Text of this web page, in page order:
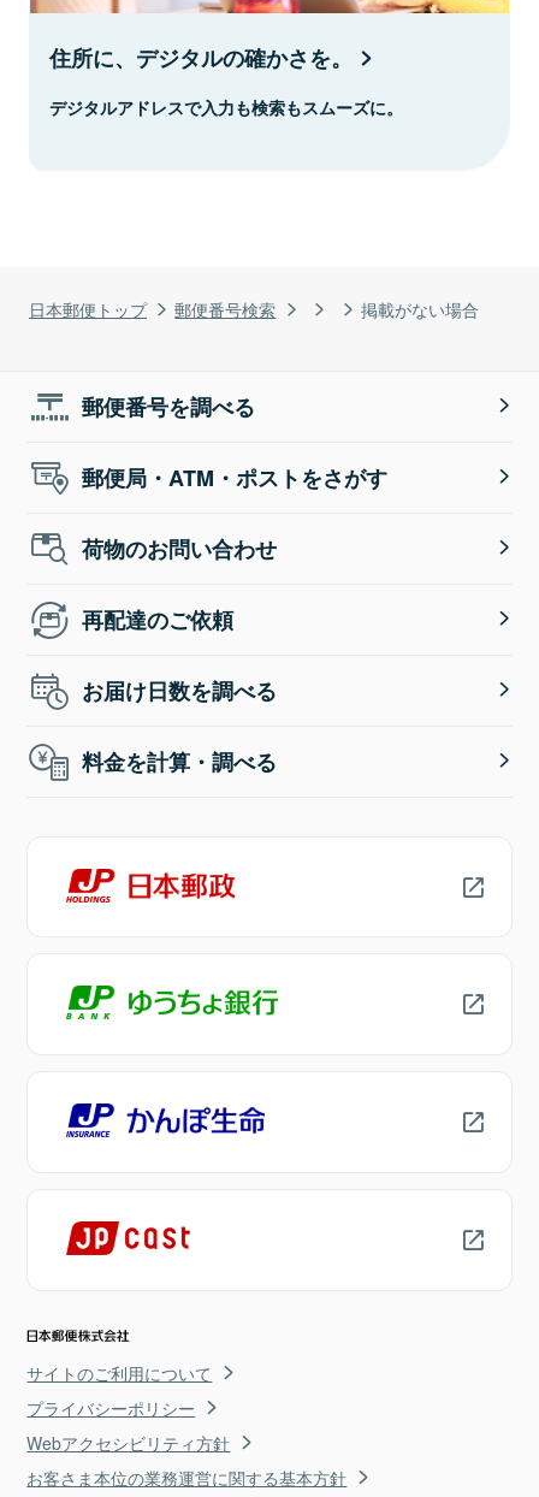
日本郵便トップ 郵便番号検索 掲載がない場合
住所に、デジタルの確かさを。
デジタルアドレスで入力も検索もスムーズに。
郵便番号を調べる
郵便局・ATM・ポストをさがす
荷物のお問い合わせ
再配達のご依頼
お届け日数を調べる
料金を計算・調べる
サイトのご利用について
プライバシーポリシー
Webアクセシビリティ方針
お客さま本位の業務運営に関する基本方針